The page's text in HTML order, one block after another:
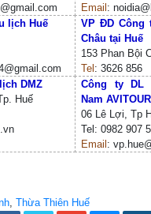
Email :
lịch Huế
VP ĐD Công
Châu tại Huế
153 Phan Bội
Tel : 3626 856
DMZ
Huế
Công ty DL
Nam AVITOUR
06 Lê Lợi, Tp
Tel: 0982 907
Email :
Thừa Thiên Huế